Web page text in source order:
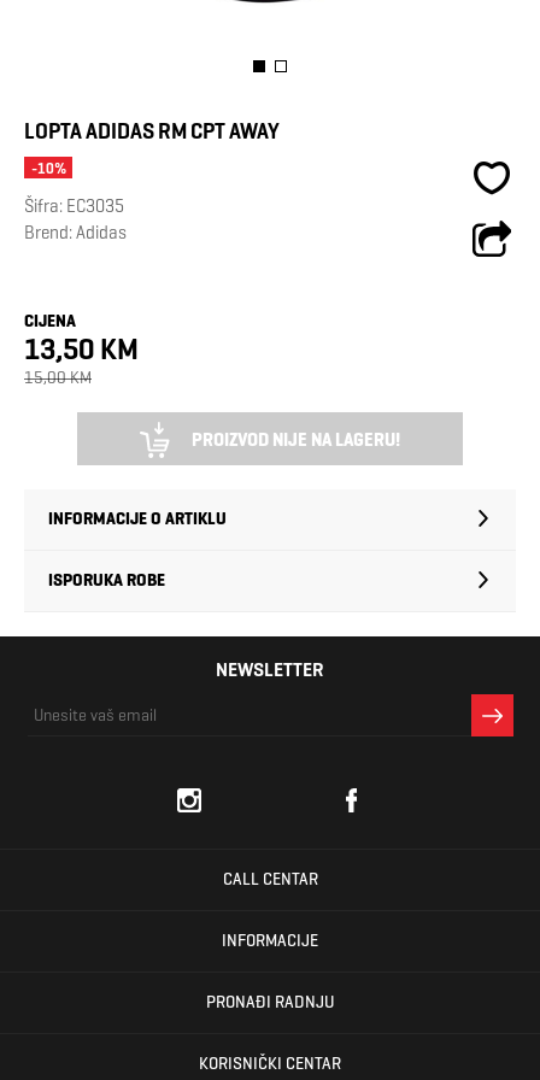
LOPTA ADIDAS RM CPT AWAY
-10%
Šifra: EC3035
Brend:Adidas
CIJENA
13,50 KM
15,00 KM
PROIZVOD NIJE NA LAGERU!
INFORMACIJE O ARTIKLU
ISPORUKA ROBE
NEWSLETTER
CALL CENTAR
INFORMACIJE
PRONAĐI RADNJU
KORISNIČKI CENTAR